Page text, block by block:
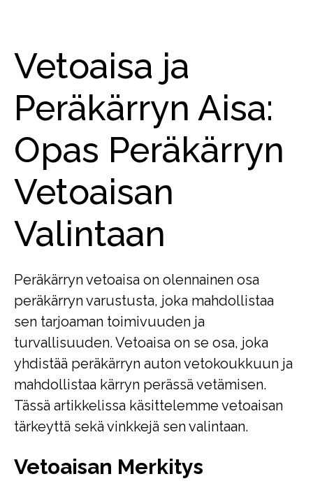
Vetoaisa ja
Peräkärryn Aisa:
Opas Peräkärryn
Vetoaisan
Valintaan
Peräkärryn vetoaisa on olennainen osa
peräkärryn varustusta, joka mahdollistaa
sen tarjoaman toimivuuden ja
turvallisuuden. Vetoaisa on se osa, joka
yhdistää peräkärryn auton vetokoukkuun ja
mahdollistaa kärryn perässä vetämisen.
Tässä artikkelissa käsittelemme vetoaisan
tärkeyttä sekä vinkkejä sen valintaan.
Vetoaisan Merkitys